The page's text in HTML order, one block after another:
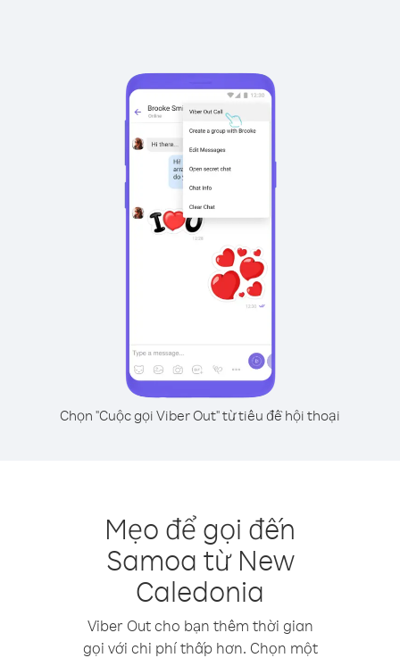
Chọn "Cuộc gọi Viber Out" từ tiêu đề hội thoại
Mẹo để gọi đến
Samoa từ New
Caledonia
Viber Out cho bạn thêm thời gian
gọi với chi phí thấp hơn. Chọn một